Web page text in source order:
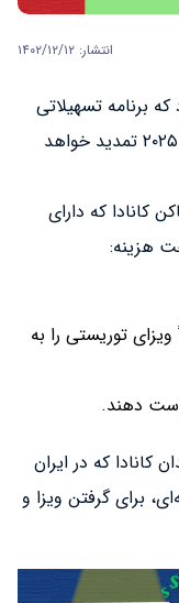
انتشار: ۱۴۰۲/۱۲/۱۲
فوریه ۲۰۲۴ اعلام کرد که برنامه تسهیلاتی
اقامت ایرانیان در کانادا تا تاریخ ۲۸ فوریه ۲۰۲۵ تمدید خواهد
کانادا که دارای
هزینه:
توریستی را به
دهند.
کانادا که در ایران
برای گرفتن ویزا و